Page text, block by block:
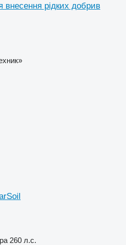
внесення рідких добрив
260 л.с.